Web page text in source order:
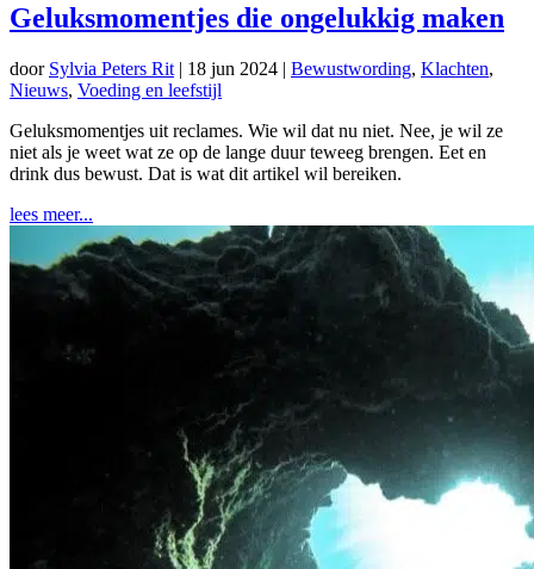
Geluksmomentjes die ongelukkig maken
door Sylvia Peters Rit | 18 jun 2024 | Bewustwording, Klachten,
Nieuws, Voeding en leefstijl
Geluksmomentjes uit reclames. Wie wil dat nu niet. Nee, je wil ze
niet als je weet wat ze op de lange duur teweeg brengen. Eet en
drink dus bewust. Dat is wat dit artikel wil bereiken.
lees meer...